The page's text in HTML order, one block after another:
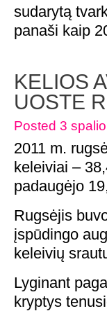
sudarytą
panaši kaip
KELIOS
UOSTE
Posted 3
2011 m.
keleiviai –
padaugėjo
Rugsėjis
įspūdingo
keleivių
Lyginant
kryptys